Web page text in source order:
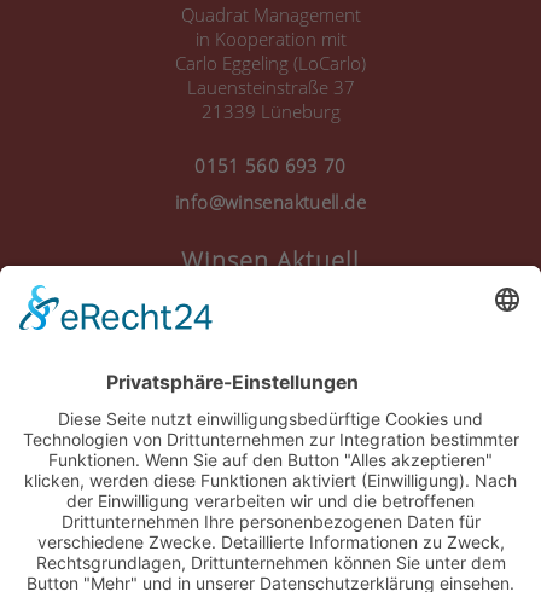
Quadrat Management
in Kooperation mit
Carlo Eggeling (LoCarlo)
Lauensteinstraße 37
21339 Lüneburg
0151 560 693 70
info@winsenaktuell.de
Winsen Aktuell
Nutzungsbedingungen
Über Uns
Datenschutz
Kontakt